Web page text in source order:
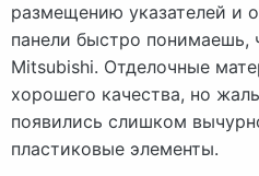
размещению указателей и
панели быстро понимаешь,
Mitsubishi. Отделочные
хорошего качества, но
появились слишком
пластиковые элементы.